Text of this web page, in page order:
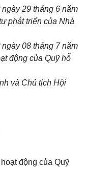
29 tháng 6 năm
phát triển của Nhà
08 tháng 7 năm
động của Quỹ hỗ
và Chủ tịch Hội
động của Quỹ